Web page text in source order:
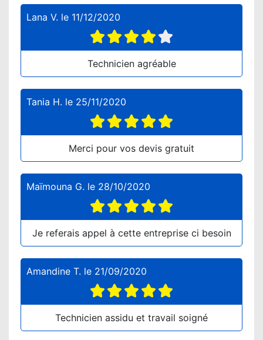
Lana V. le 11/12/2020
Technicien agréable
Tania H. le 25/11/2020
Merci pour vos devis gratuit
Maïmouna G. le 28/10/2020
Je referais appel à cette entreprise ci besoin
Amandine T. le 21/09/2020
Technicien assidu et travail soigné